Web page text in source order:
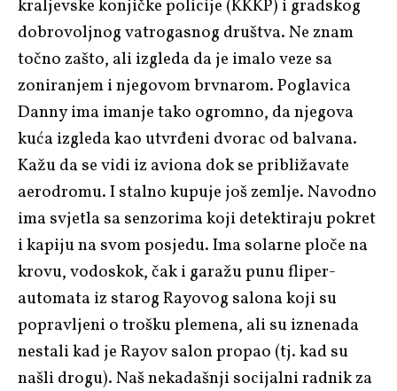
kraljevske konjičke policije (KKKP) i gradskog
dobrovoljnog vatrogasnog društva. Ne znam
točno zašto, ali izgleda da je imalo veze sa
zoniranjem i njegovom brvnarom. Poglavica
Danny ima imanje tako ogromno, da njegova
kuća izgleda kao utvrđeni dvorac od balvana.
Kažu da se vidi iz aviona dok se približavate
aerodromu. I stalno kupuje još zemlje. Navodno
ima svjetla sa senzorima koji detektiraju pokret
i kapiju na svom posjedu. Ima solarne ploče na
krovu, vodoskok, čak i garažu punu fliper-
automata iz starog Rayovog salona koji su
popravljeni o trošku plemena, ali su iznenada
nestali kad je Rayov salon propao (tj. kad su
našli drogu). Naš nekadašnji socijalni radnik za